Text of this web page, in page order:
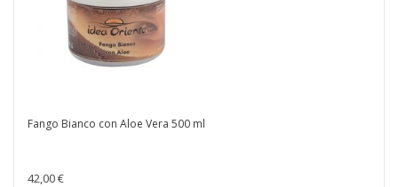
Fango Bianco con Aloe Vera 500 ml
42,00 €